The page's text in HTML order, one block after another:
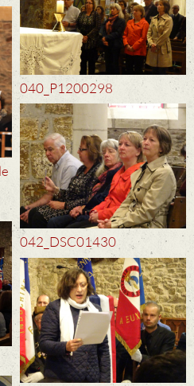
040_P1200298
042_DSC01430